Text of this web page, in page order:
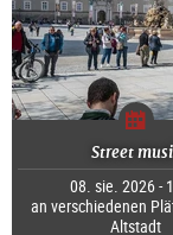
Street
08. sie. 2026 -
an verschiedenen
Altstadt